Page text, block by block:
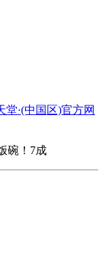
堂·(中国区)官方网
碗！7成